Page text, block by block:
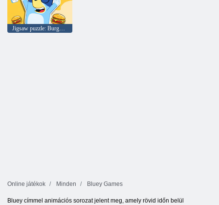
Jigsaw puzzle: Burger Dog Bluey
Online játékok Minden Bluey Games
Bluey címmel animációs sorozat jelent meg, amely rövid időn belül